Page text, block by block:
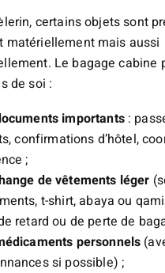
certains objets sont
matériellement mais aussi
Le bagage cabine
de soi :
importants:
confirmations d’hôtel,
;
de vêtements léger
t-shirt, abaya ou
retard ou de perte de
personnels
si possible) ;